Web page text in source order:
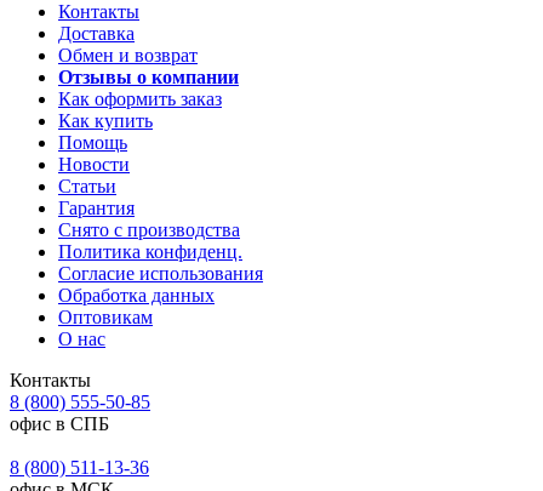
Контакты
Доставка
Обмен и возврат
Отзывы о компании
Как оформить заказ
Как купить
Помощь
Новости
Статьи
Гарантия
Снято с производства
Политика конфиденц.
Согласие использования
Обработка данных
Оптовикам
О нас
Контакты
8 (800) 555-50-85
офис в СПБ
8 (800) 511-13-36